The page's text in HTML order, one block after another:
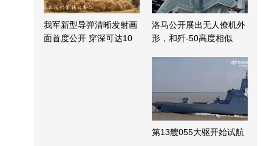
我军新型导弹清晰发射画
面首度公开 穿深可达10
洛马公开展出无人僚机外
形，和歼-50高度相似
第13艘055大驱开始试航